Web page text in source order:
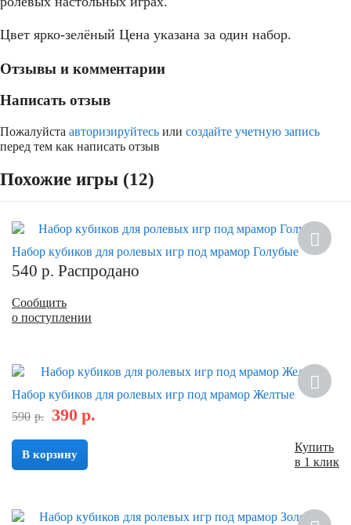
Цвет ярко-зелёный Цена указана за один набор.
Отзывы и комментарии
Написать отзыв
Пожалуйста авторизируйтесь или создайте учетную запись
перед тем как написать отзыв
Похожие игры (12)
Набор кубиков для ролевых игр под мрамор Голубые
540 р. Распродано
Сообщить
о поступлении
Набор кубиков для ролевых игр под мрамор Желтые
590 р. 390 р.
В корзину
Купить
в 1 клик